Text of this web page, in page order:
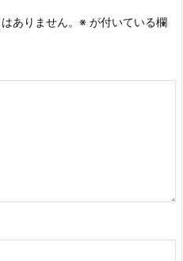
ありません。 ※ が付いている欄